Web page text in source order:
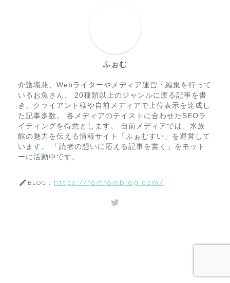
ふぉむ
介護職兼、Webライターやメディア運営・編集を行って
いるお魚さん。 20種類以上のジャンルに渡る記事を書
き、クライアント様や自前メディアで上位表示を達成し
た記事多数。 各メディアのテイストに合わせたSEOラ
イティングを得意とします。 自前メディアでは、水族
館の魅力を伝える情報サイト「ふぉむすい」を運営して
います。 「読者の想いに応える記事を書く」をモット
ーに活動中です。
BLOG： https://fomfomblog.com/